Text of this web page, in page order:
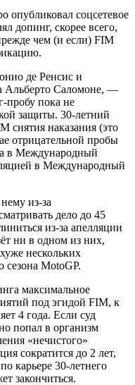
опубликовал соцсетевое
допинг, скорее всего,
чем (и если) FIM
де Ренсис и
Альберто Саломоне, —
пробу пока не
защиты. 30-летний
снятия наказания (это
отрицательной пробы
в Международный
в Международный
из-за
дело до 45
из-за апелляции
ни в одном из них,
нескольких
сезона MotoGP.
максимальное
под эгидой FIM, к
4 года. Если суд
попал в организм
«нечистого»
сократится до 2 лет,
карьере 30-летнего
закончиться.